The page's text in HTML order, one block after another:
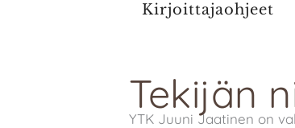
Kirjoittajaohjeet
Tekijän
YTK Juuni Jaatinen on